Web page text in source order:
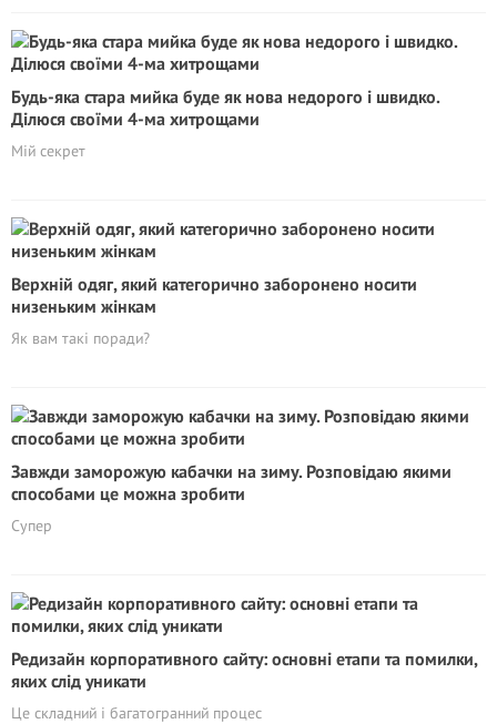
Будь-яка стара мийка буде як нова недорого і швидко.
Ділюся своїми 4-ма хитрощами
Мій секрет
Верхній одяг, який категорично заборонено носити
низеньким жінкам
Як вам такі поради?
Завжди заморожую кабачки на зиму. Розповідаю якими
способами це можна зробити
Супер
Редизайн корпоративного сайту: основні етапи та помилки,
яких слід уникати
Це складний і багатогранний процес